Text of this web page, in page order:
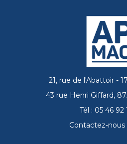
21, rue de l'Abattoir -
43 rue Henri Giffard,
Tél : 05 46 92
Contactez-nous